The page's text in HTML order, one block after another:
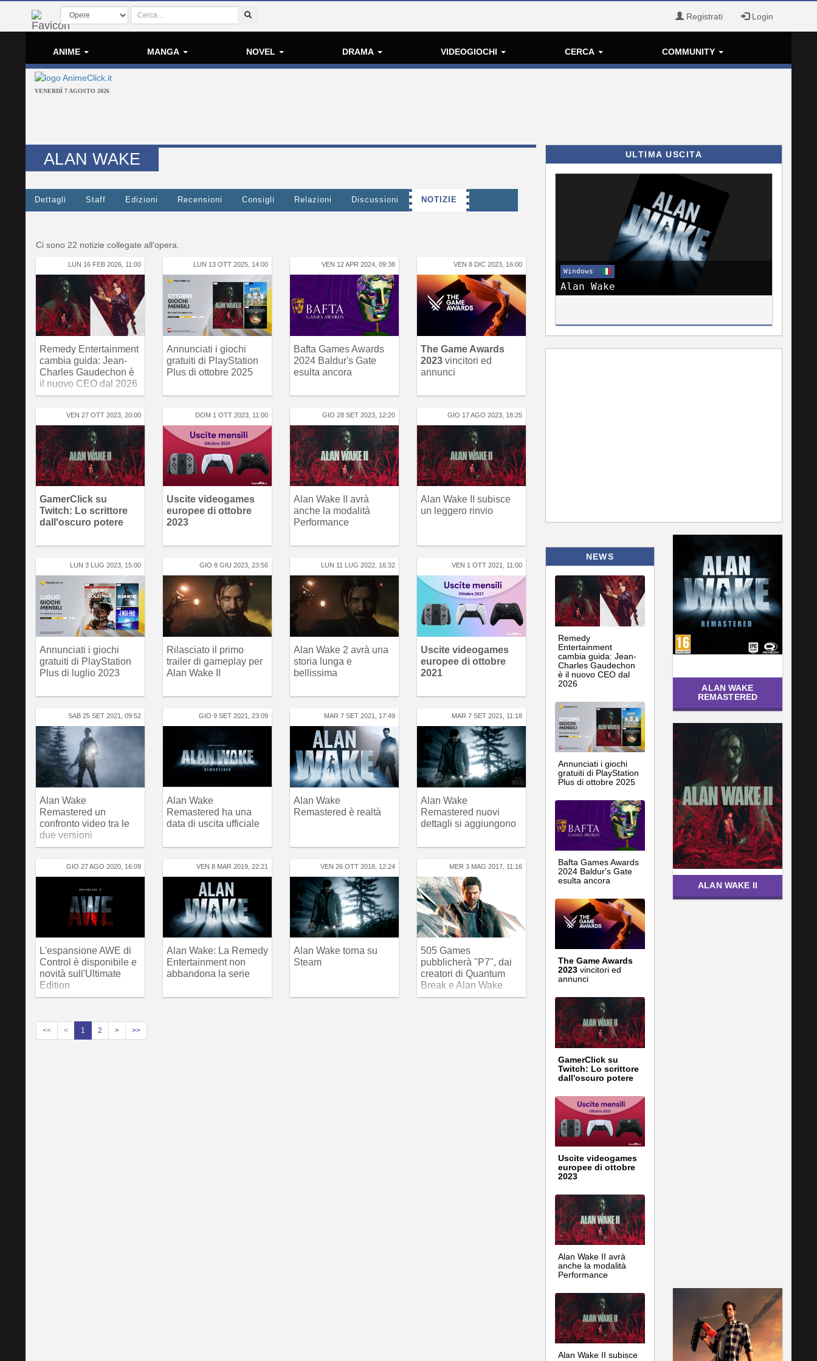
Registrati Login
ANIME MANGA NOVEL DRAMA VIDEOGIOCHI CERCA COMMUNITY
VENERDÌ 7 AGOSTO 2026
ALAN WAKE
Dettagli Staff Edizioni Recensioni Consigli Relazioni Discussioni NOTIZIE
Ci sono 22 notizie collegate all'opera.
LUN 16 FEB 2026, 11:00
Remedy Entertainment
cambia guida: Jean-
Charles Gaudechon è
il nuovo CEO dal 2026
LUN 13 OTT 2025, 14:00
Annunciati i giochi
gratuiti di PlayStation
Plus di ottobre 2025
VEN 12 APR 2024, 09:38
Bafta Games Awards
2024 Baldur's Gate
esulta ancora
VEN 8 DIC 2023, 16:00
The Game Awards
2023 vincitori ed
annunci
VEN 27 OTT 2023, 20:00
GamerClick su
Twitch: Lo scrittore
dall'oscuro potere
DOM 1 OTT 2023, 11:00
Uscite videogames
europee di ottobre
2023
GIO 28 SET 2023, 12:20
Alan Wake II avrà
anche la modalità
Performance
GIO 17 AGO 2023, 18:25
Alan Wake II subisce
un leggero rinvio
LUN 3 LUG 2023, 15:00
Annunciati i giochi
gratuiti di PlayStation
Plus di luglio 2023
GIO 8 GIU 2023, 23:56
Rilasciato il primo
trailer di gameplay per
Alan Wake II
LUN 11 LUG 2022, 16:32
Alan Wake 2 avrà una
storia lunga e
bellissima
VEN 1 OTT 2021, 11:00
Uscite videogames
europee di ottobre
2021
SAB 25 SET 2021, 09:52
Alan Wake
Remastered un
confronto video tra le
due versioni
GIO 9 SET 2021, 23:09
Alan Wake
Remastered ha una
data di uscita ufficiale
MAR 7 SET 2021, 17:49
Alan Wake
Remastered è realtà
MAR 7 SET 2021, 11:18
Alan Wake
Remastered nuovi
dettagli si aggiungono
GIO 27 AGO 2020, 16:09
L'espansione AWE di
Control è disponibile e
novità sull'Ultimate
Edition
VEN 8 MAR 2019, 22:21
Alan Wake: La Remedy
Entertainment non
abbandona la serie
VEN 26 OTT 2018, 12:24
Alan Wake torna su
Steam
MER 3 MAG 2017, 11:16
505 Games
pubblicherà ''P7'', dai
creatori di Quantum
Break e Alan Wake
<< < 1 2 > >>
ULTIMA USCITA
Windows
Alan Wake
NEWS
Remedy
Entertainment
cambia guida: Jean-
Charles Gaudechon
è il nuovo CEO dal
2026
Annunciati i giochi
gratuiti di PlayStation
Plus di ottobre 2025
Bafta Games Awards
2024 Baldur's Gate
esulta ancora
The Game Awards
2023 vincitori ed
annunci
GamerClick su
Twitch: Lo scrittore
dall'oscuro potere
Uscite videogames
europee di ottobre
2023
Alan Wake II avrà
anche la modalità
Performance
Alan Wake II subisce
ALAN WAKE
REMASTERED
ALAN WAKE II